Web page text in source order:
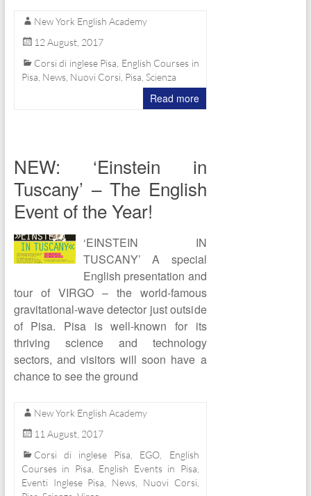
New York English Academy
12 August, 2017
Corsi di inglese Pisa English Courses in
Pisa News, Nuovi Corsi Pisa Scienza
Read more
NEW: ‘Einstein in
Tuscany’ – The English
Event of the Year!
‘EINSTEIN IN
TUSCANY’ A special
English presentation and
tour of VIRGO – the world-famous
gravitational-wave detector just outside
of Pisa. Pisa is well-known for its
thriving science and technology
sectors, and visitors will soon have a
chance to see the ground
New York English Academy
11 August, 2017
Corsi di inglese Pisa
EGO
English
Courses in Pisa
English Events in Pisa
Eventi Inglese Pisa
News Nuovi Corsi